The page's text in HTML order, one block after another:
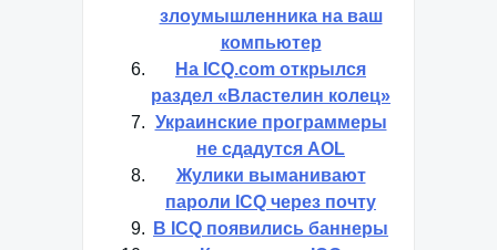
злоумышленника на ваш
компьютер
На ICQ.com открылся
раздел «Властелин колец»
Украинские программеры
не сдадутся AOL
Жулики выманивают
пароли ICQ через почту
В ICQ появились баннеры